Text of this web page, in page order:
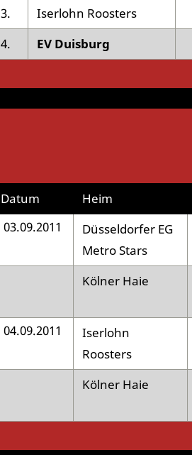
3.
Iserlohn Roosters
4.
EV Duisburg
Datum Heim
03.09.2011
Düsseldorfer EG
Metro Stars
Kölner Haie
04.09.2011
Iserlohn
Roosters
Kölner Haie